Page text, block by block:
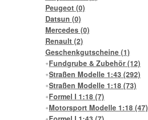
Peugeot (0)
Datsun (0)
Mercedes (0)
Renault (2)
Geschenkgutscheine (1)
Fundgrube & Zubehör(12)
Straßen Modelle 1:43(292)
Straßen Modelle 1:18(73)
Formel I 1:18(7)
Motorsport Modelle 1:18(47)